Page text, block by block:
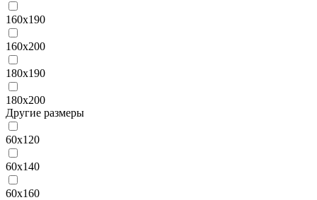
160х190
160х200
180х190
180х200
Другие размеры
60х120
60х140
60х160